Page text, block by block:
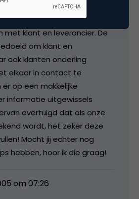
dienstverlening
rol, waarbij wij veel
klant en leverancier. De
om klant en
ook klanten onderling
elkaar in contact te
er op een makkelijke
informatie uitgewissels
overtuigd dat als onze
wordt, het zeker deze
Mocht jij echter nog
hebben, hoor ik die graag!
om 07:26